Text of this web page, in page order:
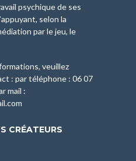
psychique de ses
selon la
par le jeu, le
veuillez
: par téléphone : 06 07
mail :
CRÉATEURS